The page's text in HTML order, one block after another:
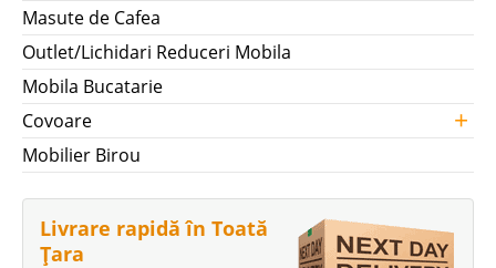
Masute de Cafea
Outlet/Lichidari Reduceri Mobila
Mobila Bucatarie
Covoare
+
Mobilier Birou
Livrare rapidă în Toată
Țara